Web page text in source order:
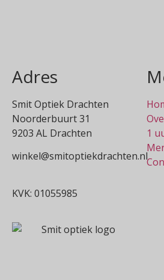
Adres
Smit Optiek Drachten
Noorderbuurt 31
9203 AL Drachten
winkel@smitoptiekdrachten.nl
KVK: 01055985
1